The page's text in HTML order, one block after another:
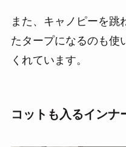
また、キャノピーを跳
たタープになるのも使
くれています。
コットも入るインナ